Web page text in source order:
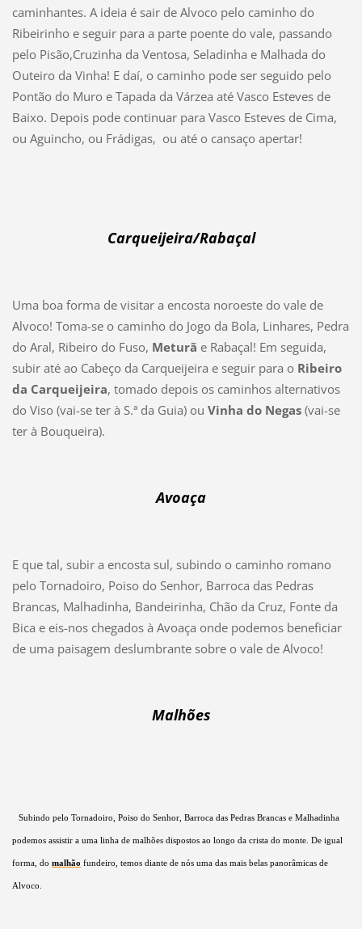
caminhantes. A ideia é sair de Alvoco pelo caminho do
Ribeirinho e seguir para a parte poente do vale, passando
pelo Pisão,Cruzinha da Ventosa, Seladinha e Malhada do
Outeiro da Vinha! E daí, o caminho pode ser seguido pelo
Pontão do Muro e Tapada da Várzea até Vasco Esteves de
Baixo. Depois pode continuar para Vasco Esteves de Cima,
ou Aguincho, ou Frádigas, ou até o cansaço apertar!
Carqueijeira/Rabaçal
Uma boa forma de visitar a encosta noroeste do vale de
Alvoco! Toma-se o caminho do Jogo da Bola, Linhares, Pedra
do Aral, Ribeiro do Fuso, Meturã e Rabaçal! Em seguida,
subir até ao Cabeço da Carqueijeira e seguir para o Ribeiro
da Carqueijeira, tomado depois os caminhos alternativos
do Viso (vai-se ter à S.ª da Guia) ou Vinha do Negas(vai-se
ter à Bouqueira).
Avoaça
E que tal, subir a encosta sul, subindo o caminho romano
pelo Tornadoiro, Poiso do Senhor, Barroca das Pedras
Brancas, Malhadinha, Bandeirinha, Chão da Cruz, Fonte da
Bica e eis-nos chegados à Avoaça onde podemos beneficiar
de uma paisagem deslumbrante sobre o vale de Alvoco!
Malhões
Subindo pelo Tornadoiro, Poiso do Senhor, Barroca das Pedras Brancas e Malhadinha
podemos assistir a uma linha de malhões dispostos ao longo da crista do monte. De igual
forma, do malhão fundeiro, temos diante de nós uma das mais belas panorâmicas de
Alvoco.